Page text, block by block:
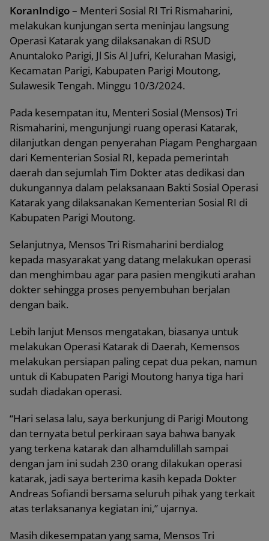
KoranIndigo– Menteri Sosial RI Tri Rismaharini,
melakukan kunjungan serta meninjau langsung
Operasi Katarak yang dilaksanakan di RSUD
Anuntaloko Parigi, Jl Sis Al Jufri, Kelurahan Masigi,
Kecamatan Parigi, Kabupaten Parigi Moutong,
Sulawesik Tengah. Minggu 10/3/2024.
Pada kesempatan itu, Menteri Sosial (Mensos) Tri
Rismaharini, mengunjungi ruang operasi Katarak,
dilanjutkan dengan penyerahan Piagam Penghargaan
dari Kementerian Sosial RI, kepada pemerintah
daerah dan sejumlah Tim Dokter atas dedikasi dan
dukungannya dalam pelaksanaan Bakti Sosial Operasi
Katarak yang dilaksanakan Kementerian Sosial RI di
Kabupaten Parigi Moutong.
Selanjutnya, Mensos Tri Rismaharini berdialog
kepada masyarakat yang datang melakukan operasi
dan menghimbau agar para pasien mengikuti arahan
dokter sehingga proses penyembuhan berjalan
dengan baik.
Lebih lanjut Mensos mengatakan, biasanya untuk
melakukan Operasi Katarak di Daerah, Kemensos
melakukan persiapan paling cepat dua pekan, namun
untuk di Kabupaten Parigi Moutong hanya tiga hari
sudah diadakan operasi.
“Hari selasa lalu, saya berkunjung di Parigi Moutong
dan ternyata betul perkiraan saya bahwa banyak
yang terkena katarak dan alhamdulillah sampai
dengan jam ini sudah 230 orang dilakukan operasi
katarak, jadi saya berterima kasih kepada Dokter
Andreas Sofiandi bersama seluruh pihak yang terkait
atas terlaksananya kegiatan ini,” ujarnya.
Masih dikesempatan yang sama, Mensos Tri